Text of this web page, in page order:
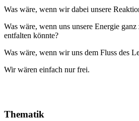
Was wäre, wenn wir dabei unsere
Was wäre, wenn uns unsere Energie
entfalten könnte?
Was wäre, wenn wir uns dem Fluss des
Wir wären einfach nur frei.
Thematik